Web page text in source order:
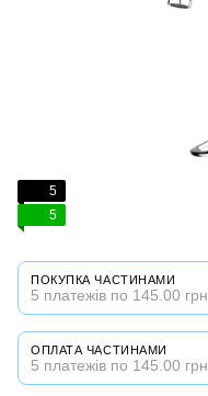
5
5
ПОКУПКА ЧАСТИНАМИ
5 платежів по 145.00 грн
ОПЛАТА ЧАСТИНАМИ
5 платежів по 145.00 грн